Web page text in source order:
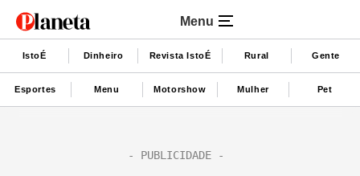
Menu
IstoÉ Dinheiro Revista IstoÉ Rural Gente
Esportes Menu Motorshow Mulher Pet